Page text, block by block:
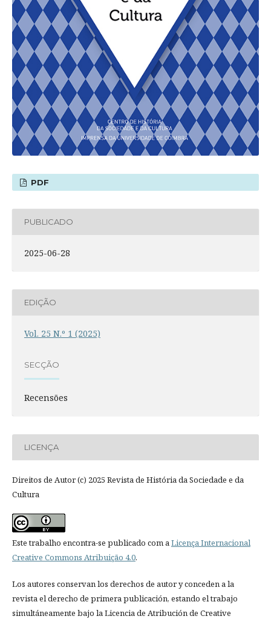
PDF
PUBLICADO
2025-06-28
EDIÇÃO
Vol. 25 N.º 1 (2025)
SECÇÃO
Recensões
LICENÇA
Direitos de Autor (c) 2025 Revista de História da Sociedade e da
Cultura
Este trabalho encontra-se publicado com aLicença Internacional
Creative Commons Atribuição 4.0.
Los autores conservan los derechos de autor y conceden a la
revista el derecho de primera publicación, estando el trabajo
simultáneamente bajo la Licencia de Atribución de Creative